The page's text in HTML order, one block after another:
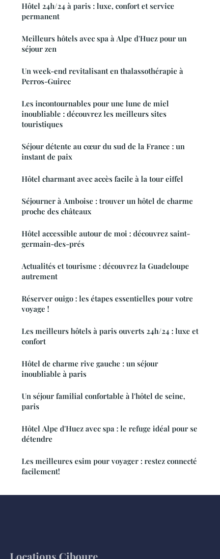
Hôtel 24h/24 à paris : luxe, confort et service
permanent
Meilleurs hôtels avec spa à Alpe d'Huez pour un
séjour zen
Un week-end revitalisant en thalassothérapie à
Perros-Guirec
Les incontournables pour une lune de miel
inoubliable : découvrez les meilleurs sites
touristiques
Séjour détente au cœur du sud de la France : un
instant de paix
Hôtel charmant avec accès facile à la tour eiffel
Séjourner à Amboise : trouver un hôtel de charme
proche des châteaux
Hôtel accessible autour de moi : découvrez saint-
germain-des-prés
Actualités et tourisme : découvrez la Guadeloupe
autrement
Réserver ouigo : les étapes essentielles pour votre
voyage !
Les meilleurs hôtels à paris ouverts 24h/24 : luxe et
confort
Hôtel de charme rive gauche : un séjour
inoubliable à paris
Un séjour familial confortable à l'hôtel de seine,
paris
Hôtel Alpe d'Huez avec spa : le refuge idéal pour se
détendre
Les meilleures esim pour voyager : restez connecté
facilement!
Locations Ciboure